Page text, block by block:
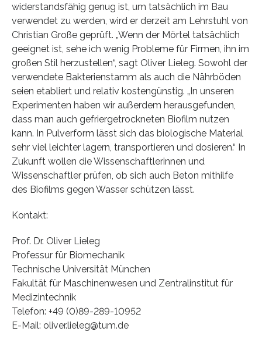
widerstandsfähig genug ist, um tatsächlich im Bau
verwendet zu werden, wird er derzeit am Lehrstuhl von
Christian Große geprüft. „Wenn der Mörtel tatsächlich
geeignet ist, sehe ich wenig Probleme für Firmen, ihn im
großen Stil herzustellen“, sagt Oliver Lieleg. Sowohl der
verwendete Bakterienstamm als auch die Nährböden
seien etabliert und relativ kostengünstig. „In unseren
Experimenten haben wir außerdem herausgefunden,
dass man auch gefriergetrockneten Biofilm nutzen
kann. In Pulverform lässt sich das biologische Material
sehr viel leichter lagern, transportieren und dosieren.“ In
Zukunft wollen die Wissenschaftlerinnen und
Wissenschaftler prüfen, ob sich auch Beton mithilfe
des Biofilms gegen Wasser schützen lässt.
Kontakt:
Prof. Dr. Oliver Lieleg
Professur für Biomechanik
Technische Universität München
Fakultät für Maschinenwesen und Zentralinstitut für
Medizintechnik
Telefon: +49 (0)89-289-10952
E-Mail: oliver.lieleg@tum.de